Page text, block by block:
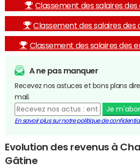
Classement des salaires
Classement des salaires des
Classement des salaires des
A ne pas manquer
Recevez nos astuces et bons plans
mail.
Je
En savoir plus sur notre politique de
Evolution des revenus à
Gâtine